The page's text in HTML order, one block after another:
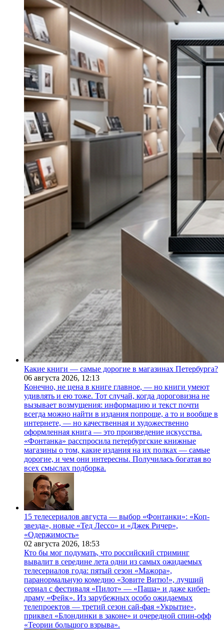
Какие книги — самые дорогие в магазинах Петербурга?
06 августа 2026, 12:13
Конечно, не цена в книге главное, — но книги умеют
удивлять и ею тоже. Тот случай, когда дороговизна не
вызывает возмущения: информацию и текст почти
всегда можно найти в издания попроще, а то и вообще в
интернете, — но качественная и художественно
оформленная книга — это произведение искусства.
«Фонтанка» расспросила петербургские книжные
магазины о том, какие издания на их полках — самые
дорогие, и чем они интересны. Получилась богатая во
всех смыслах подборка.
15 телесериалов августа — выбор «Фонтанки»: «Коп-
звезда», новые «Тед Лессо» и «Джек Ричер»,
«Одержимость»
02 августа 2026, 18:53
Кто бы мог подумать, что российский стриминг
вывалит в середине лета одни из самых ожидаемых
телесериалов года: пятый сезон «Мажора»,
паранормальную комедию «Зовите Витю!», лучший
сериал с фестиваля «Пилот» — «Паша» и даже кибер-
драму «Фейк». Из зарубежных особо ожидаемых
телепроектов — третий сезон сай-фая «Укрытие»,
приквел «Блондинки в законе» и очередной спин-офф
«Теории большого взрыва».